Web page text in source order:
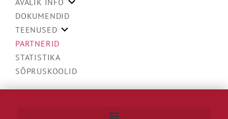
DOKUMENDID
TEENUSED
PARTNERID
STATISTIKA
SÕPRUSKOOLID